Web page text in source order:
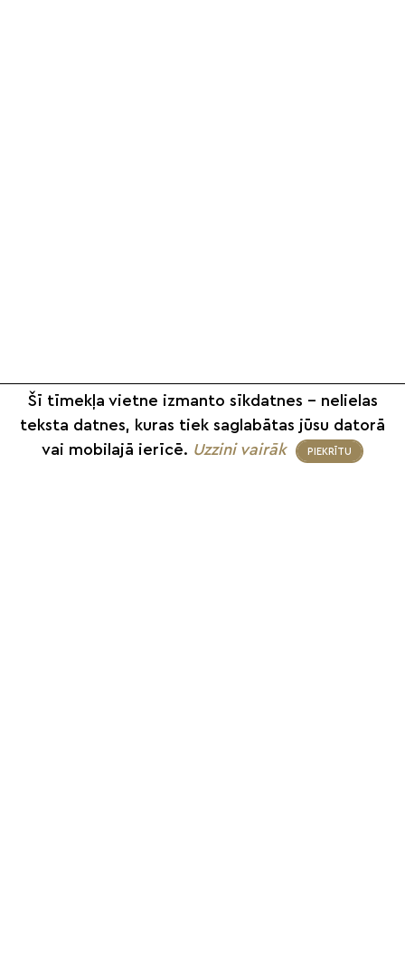
Šī tīmekļa vietne izmanto sīkdatnes – nelielas
teksta datnes, kuras tiek saglabātas jūsu datorā
vai mobilajā ierīcē. Uzzini vairāk PIEKRĪTU